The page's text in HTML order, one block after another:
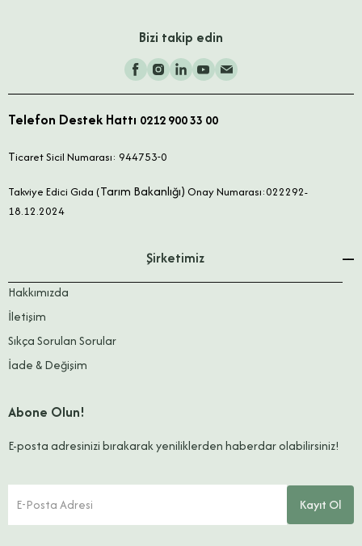
Bizi takip edin
Telefon Destek Hattı 0212 900 33 00
Ticaret Sicil Numarası: 944753-0
Takviye Edici Gıda (Tarım Bakanlığı) Onay Numarası:022292-
18.12.2024
Şirketimiz
Hakkımızda
İletişim
Sıkça Sorulan Sorular
İade & Değişim
Abone Olun!
E-posta adresinizi bırakarak yeniliklerden haberdar olabilirsiniz!
E-Posta Adresi Kayıt Ol